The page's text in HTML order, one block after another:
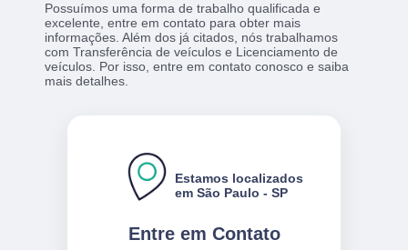
Possuímos uma forma de trabalho qualificada e
excelente, entre em contato para obter mais
informações. Além dos já citados, nós trabalhamos
com Transferência de veículos e Licenciamento de
veículos. Por isso, entre em contato conosco e saiba
mais detalhes.
Entre em Contato
Estamos localizados
em São Paulo - SP